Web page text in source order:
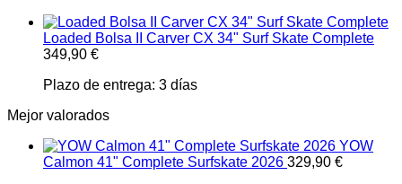
Loaded Bolsa II Carver CX 34" Surf Skate Complete
349,90 €
Plazo de entrega: 3 días
Mejor valorados
YOW
Calmon 41" Complete Surfskate 2026 329,90 €